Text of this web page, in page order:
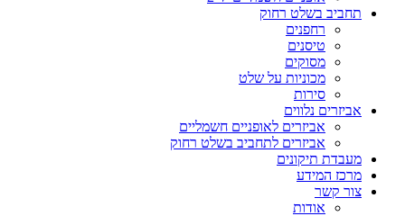
תחביב בשלט רחוק
רחפנים
טיסנים
מסוקים
מכוניות על שלט
סירות
אביזרים נלווים
אביזרים לאופניים חשמליים
אביזרים לתחביב בשלט רחוק
מעבדת תיקונים
מרכז המידע
צור קשר
אודות